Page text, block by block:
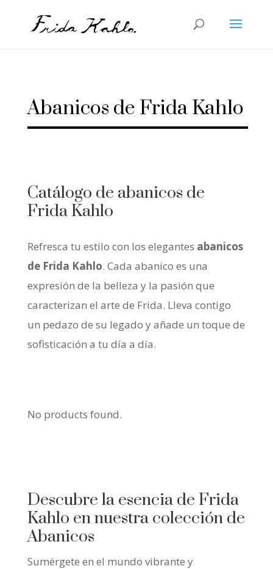
Abanicos de Frida Kahlo
Catálogo de abanicos de
Frida Kahlo
Refresca tu estilo con los elegantes abanicos
de Frida Kahlo. Cada abanico es una
expresión de la belleza y la pasión que
caracterizan el arte de Frida. Lleva contigo
un pedazo de su legado y añade un toque de
sofisticación a tu día a día.
No products found.
Descubre la esencia de Frida
Kahlo en nuestra colección de
Abanicos
Sumérgete en el mundo vibrante y